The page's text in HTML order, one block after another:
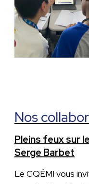
Nos
Pleins feux sur
Serge Barbet
Le CQÉMI vous